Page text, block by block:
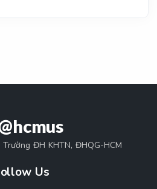
ĐH KHTN, ĐHQG-HCM
Us